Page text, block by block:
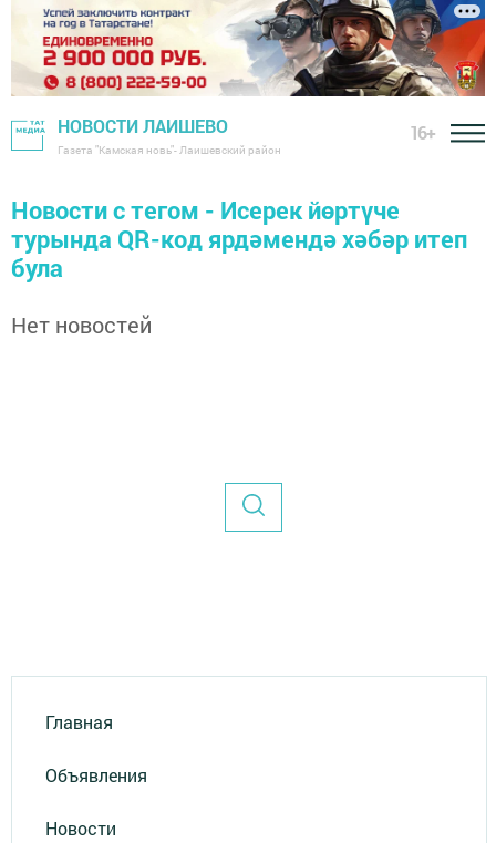
НОВОСТИ ЛАИШЕВО
Газета "Камская новь"- Лаишевский район
16+
Новости с тегом - Исерек йөртүче
турында QR-код ярдәмендә хәбәр итеп
була
Нет новостей
Главная
Объявления
Новости